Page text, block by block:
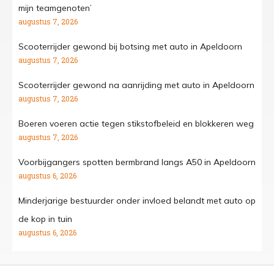
mijn teamgenoten’
augustus 7, 2026
Scooterrijder gewond bij botsing met auto in Apeldoorn
augustus 7, 2026
Scooterrijder gewond na aanrijding met auto in Apeldoorn
augustus 7, 2026
Boeren voeren actie tegen stikstofbeleid en blokkeren weg
augustus 7, 2026
Voorbijgangers spotten bermbrand langs A50 in Apeldoorn
augustus 6, 2026
Minderjarige bestuurder onder invloed belandt met auto op
de kop in tuin
augustus 6, 2026